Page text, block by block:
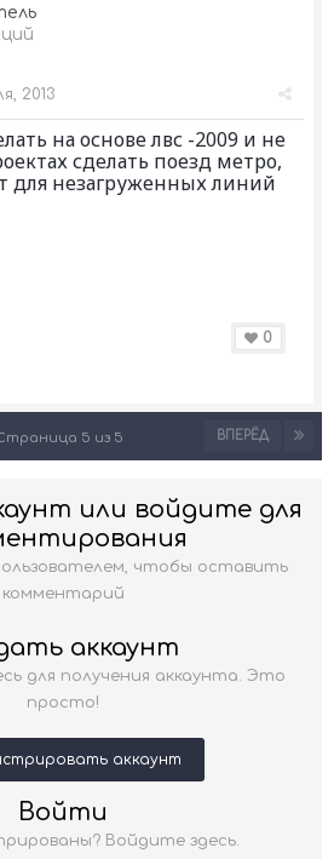
2013
на основе лвс -2009 и не
сделать поезд метро,
для незагруженных линий
0
ВПЕРЁД
5 из 5
или войдите для
чтобы оставить
комментарий
аккаунт
для получения аккаунта. Это
просто!
аккаунт
Войти
Войдите здесь.